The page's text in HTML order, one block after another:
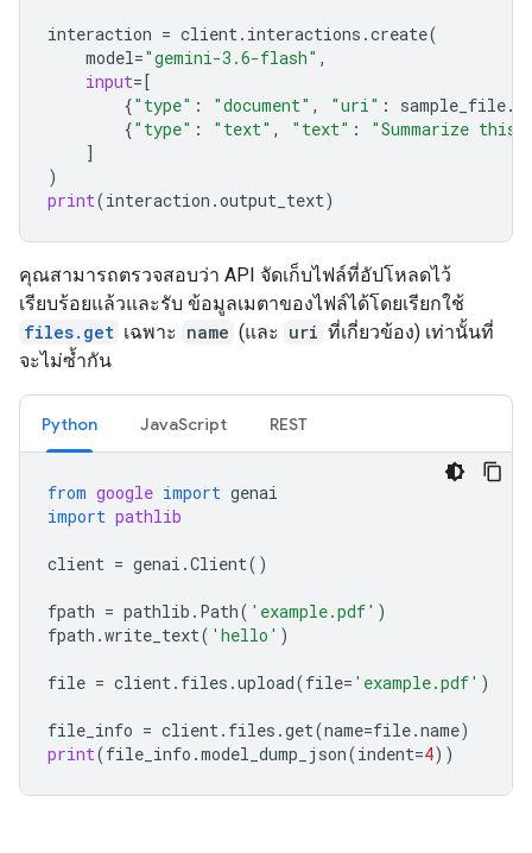
interaction = client. interactions .create(
model="gemini-3.6-flash" ,
input=[
{"type" : "document" , "uri" : sample_file.
{"type" : "text" , "text" :
"Summarize this
]
)
print(interaction .output_text)
คุณสามารถตรวจสอบว่า API จัดเก็บไฟล์ที่อัปโหลดไว้
เรียบร้อยแล้วและรับ ข้อมูลเมตาของไฟล์ได้โดยเรียกใช้
files.get เฉพาะ name (และ uri ที่เกี่ยวข้อง) เท่านั้นที่
จะไม่ซ้ำกัน
Python JavaScript REST
from google import genai
import pathlib
client = genai .Client()
fpath = pathlib . Path( 'example.pdf' )
fpath .write_text( 'hello' )
file = client. files .upload(file= 'example.pdf' )
file_info = client. files .get(name=file.name)
print(file_info .model_dump_json(indent=4))